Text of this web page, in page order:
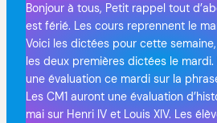
Bonjour à tous, Petit rappel tout
est férié. Les cours reprennent le
Voici les dictées pour cette
les deux premières dictées le
une évaluation ce mardi sur la
Les CM1 auront une évaluation
mai sur Henri IV et Louis XIV. Les